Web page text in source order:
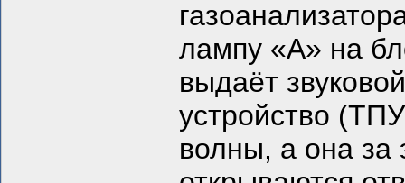
лампу «А» на
выдаёт
устройство
волны, а она за